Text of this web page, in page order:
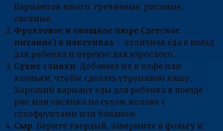
Вариантов много: гречневые, рисовые,
овсяные.
Фруктовое и овощное пюре (детское
питание) в пакетиках – отличная еда в поезд
для ребенка и перекус для взрослого.
Сухие сливки. Добавьте их в кофе или
хлопьям, чтобы сделать утреннюю кашу.
Хороший вариант еды для ребенка в поезде –
рис или овсянка на сухом молоке с
сухофруктами или бананом.
Сыр. Берите твердый, заверните в фольгу и